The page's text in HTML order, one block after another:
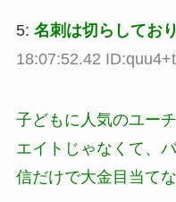
5: 名刺は切らしてお
18:07:52.42
子どもに人気のユー
エイトじゃなくて、
信だけで大金目当てな